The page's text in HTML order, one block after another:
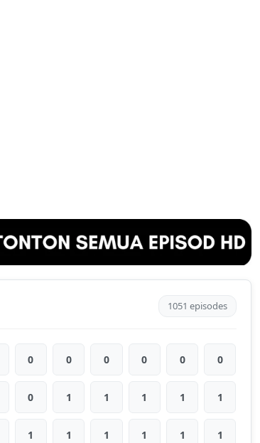
1051 episodes
0 0 0 0 0 0
0 1 1 1 1 1
1 1 1 1 1 1